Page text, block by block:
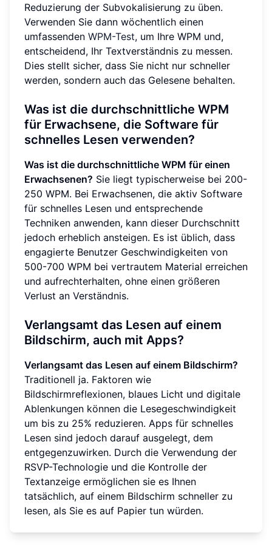
Reduzierung der Subvokalisierung zu üben.
Verwenden Sie dann wöchentlich einen
umfassenden WPM-Test, um Ihre WPM und,
entscheidend, Ihr Textverständnis zu messen.
Dies stellt sicher, dass Sie nicht nur schneller
werden, sondern auch das Gelesene behalten.
Was ist die durchschnittliche WPM
für Erwachsene, die Software für
schnelles Lesen verwenden?
Was ist die durchschnittliche WPM für einen
Erwachsenen? Sie liegt typischerweise bei 200-
250 WPM. Bei Erwachsenen, die aktiv Software
für schnelles Lesen und entsprechende
Techniken anwenden, kann dieser Durchschnitt
jedoch erheblich ansteigen. Es ist üblich, dass
engagierte Benutzer Geschwindigkeiten von
500-700 WPM bei vertrautem Material erreichen
und aufrechterhalten, ohne einen größeren
Verlust an Verständnis.
Verlangsamt das Lesen auf einem
Bildschirm, auch mit Apps?
Verlangsamt das Lesen auf einem Bildschirm?
Traditionell ja. Faktoren wie
Bildschirmreflexionen, blaues Licht und digitale
Ablenkungen können die Lesegeschwindigkeit
um bis zu 25% reduzieren. Apps für schnelles
Lesen sind jedoch darauf ausgelegt, dem
entgegenzuwirken. Durch die Verwendung der
RSVP-Technologie und die Kontrolle der
Textanzeige ermöglichen sie es Ihnen
tatsächlich, auf einem Bildschirm schneller zu
lesen, als Sie es auf Papier tun würden.